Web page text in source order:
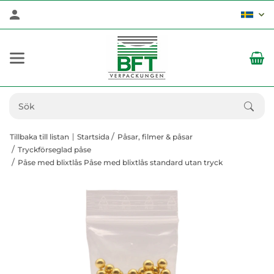
Tillbaka till listan Startsida
Påsar, filmer & påsar
Tryckförseglad påse
Påse med blixtlås Påse med blixtlås standard utan tryck